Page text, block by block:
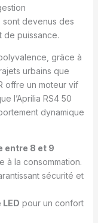
sont devenus des
de puissance.
grâce à
urbains que
offre un moteur vif
l’Aprilia RS4 50
dynamique
entre 8 et 9
à la consommation.
sécurité et
pour un confort